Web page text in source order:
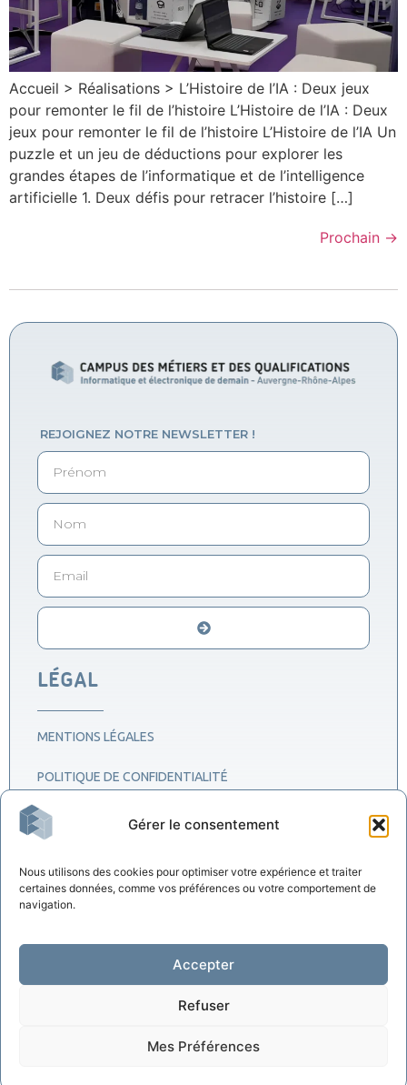
Gérer le consentement
Nous utilisons des cookies pour optimiser votre expérience et traiter
certaines données, comme vos préférences ou votre comportement de
navigation.
Accepter
Refuser
Mes Préférences
Accueil > Réalisations > L’Histoire de l’IA : Deux jeux
pour remonter le fil de l’histoire L’Histoire de l’IA : Deux
jeux pour remonter le fil de l’histoire L’Histoire de l’IA Un
puzzle et un jeu de déductions pour explorer les
grandes étapes de l’informatique et de l’intelligence
artificielle 1. Deux défis pour retracer l’histoire […]
Prochain →
REJOIGNEZ NOTRE NEWSLETTER !
LÉGAL
MENTIONS LÉGALES
POLITIQUE DE CONFIDENTIALITÉ
POLITIQUE DE COOKIES